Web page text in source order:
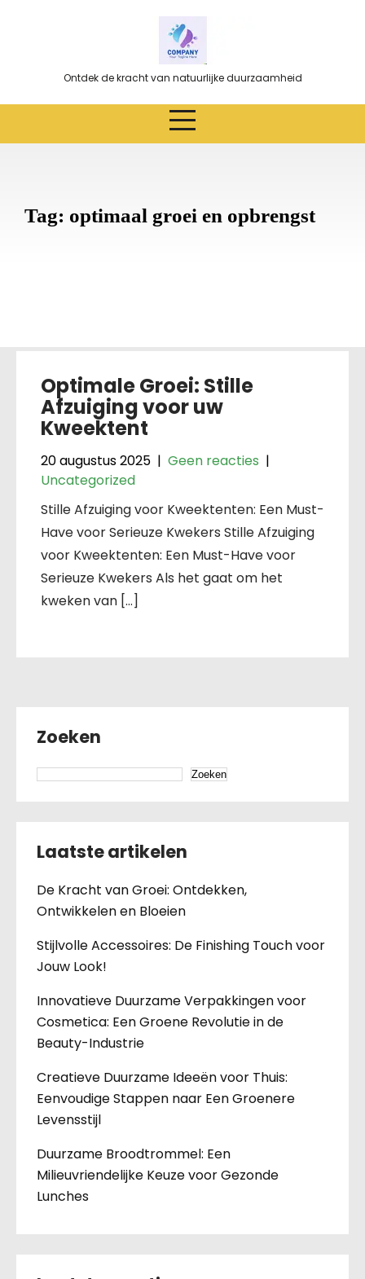
Ontdek de kracht van natuurlijke duurzaamheid
Tag: optimaal groei en opbrengst
Optimale Groei: Stille
Afzuiging voor uw
Kweektent
20 augustus 2025 | Geen reacties |
Uncategorized
Stille Afzuiging voor Kweektenten: Een Must-
Have voor Serieuze Kwekers Stille Afzuiging
voor Kweektenten: Een Must-Have voor
Serieuze Kwekers Als het gaat om het
kweken van […]
Zoeken
Zoeken
Laatste artikelen
De Kracht van Groei: Ontdekken,
Ontwikkelen en Bloeien
Stijlvolle Accessoires: De Finishing Touch voor
Jouw Look!
Innovatieve Duurzame Verpakkingen voor
Cosmetica: Een Groene Revolutie in de
Beauty-Industrie
Creatieve Duurzame Ideeën voor Thuis:
Eenvoudige Stappen naar Een Groenere
Levensstijl
Duurzame Broodtrommel: Een
Milieuvriendelijke Keuze voor Gezonde
Lunches